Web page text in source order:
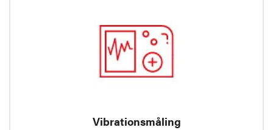
Vibrationsmåling